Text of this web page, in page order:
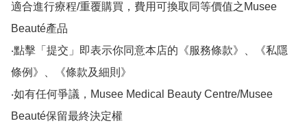
適合進行療程/重覆購買，費用可換取同等價值之Musee
Beauté產品
‧點擊「提交」即表示你同意本店的《服務條款》、《私隱
條例》、《條款及細則》
‧如有任何爭議，Musee Medical Beauty Centre/Musee
Beauté保留最終決定權